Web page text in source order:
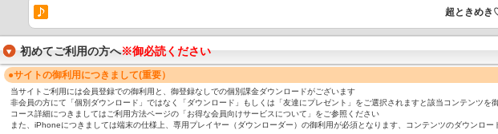
超ときめき
初めてご利用の方へ※御必読ください
●サイトの御利用につきまして(重要）
当サイトご利用には会員登録での御利用と、御登録なしでの個別課金ダウンロードがございます
非会員の方にて「個別ダウンロード」ではなく「ダウンロード」もしくは「友達にプレゼント」をご選択されますと該当コンテンツ
コース詳細につきましてはご利用方法ページの「お得な会員向けサービスについて」をご参照ください
また、iPhoneにつきましては端末の仕様上、専用プレイヤー（ダウンローダー）の御利用が必須となります、コンテンツのダウンロ